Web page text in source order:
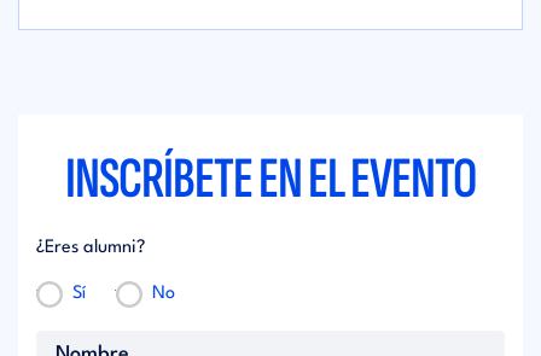
INSCRÍBETE EN EL EVENTO
¿Eres alumni?
Sí No